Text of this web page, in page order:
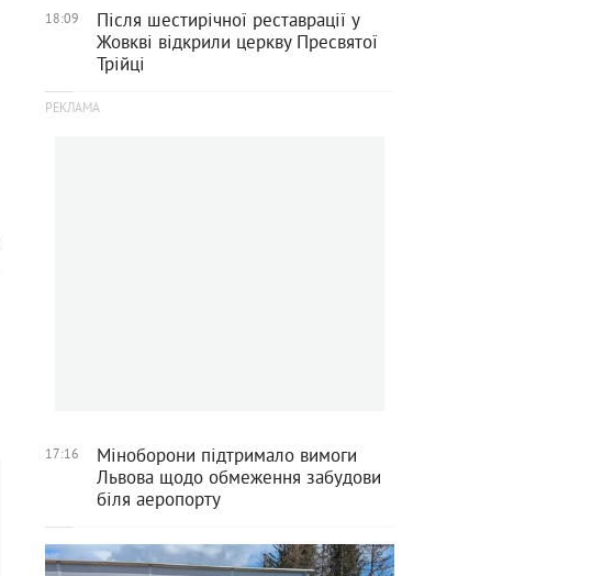
18:09
Після шестирічної реставрації у
Жовкві відкрили церкву Пресвятої
Трійці
17:16
Міноборони підтримало вимоги
Львова щодо обмеження забудови
біля аеропорту